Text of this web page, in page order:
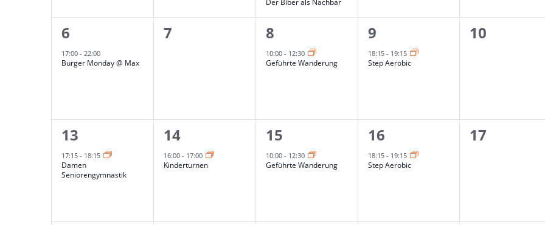
1
Veranstaltung,
6
17:00 - 22:00
Burger Monday @ Max
0
Veranstaltungen,
7
1
Veranstaltung,
8
10:00 - 12:30
Geführte Wanderung
1
Veranstaltung,
9
18:15 - 19:15
Step Aerobic
0
10
1
Veranstaltung,
13
17:15 - 18:15
Damen
Seniorengymnastik
1
Veranstaltung,
14
16:00 - 17:00
Kinderturnen
1
Veranstaltung,
15
10:00 - 12:30
Geführte Wanderung
1
Veranstaltung,
16
18:15 - 19:15
Step Aerobic
0
17